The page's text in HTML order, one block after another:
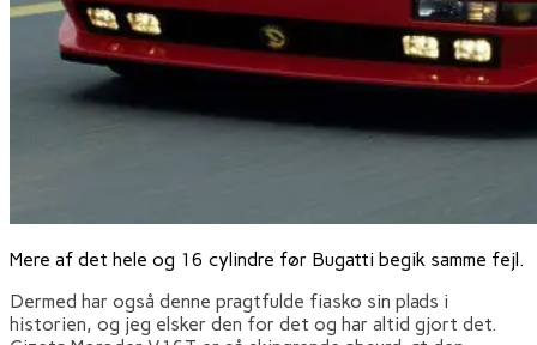
Mere af det hele og 16 cylindre før Bugatti begik samme fejl.
Dermed har også denne pragtfulde fiasko sin plads i
historien, og jeg elsker den for det og har altid gjort det.